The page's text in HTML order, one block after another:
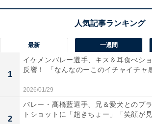
最新 一週間
1
イケメンバレー選手、キス＆耳食べシ
反響！ 「なんなのーこのイチャイチャ
2026/01/29
2
バレー・髙橋藍選手、兄＆愛犬とのプ
トショットに「超きちょー」「笑顔が